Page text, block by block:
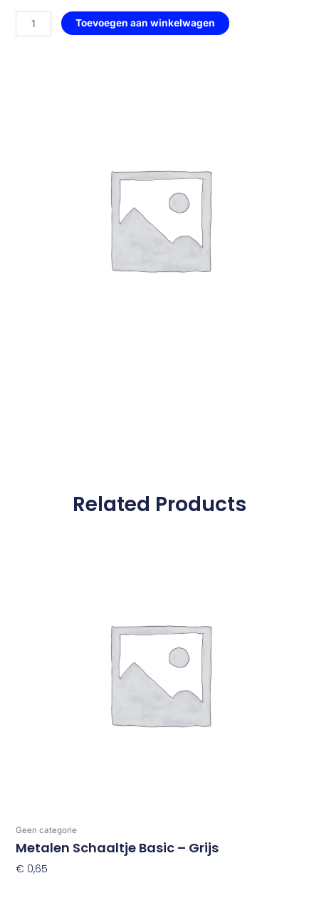
Geometrisch
Hart
Toevoegen aan winkelwagen
Related Products
Geen categorie
Metalen Schaaltje Basic – Grijs
€ 0,65